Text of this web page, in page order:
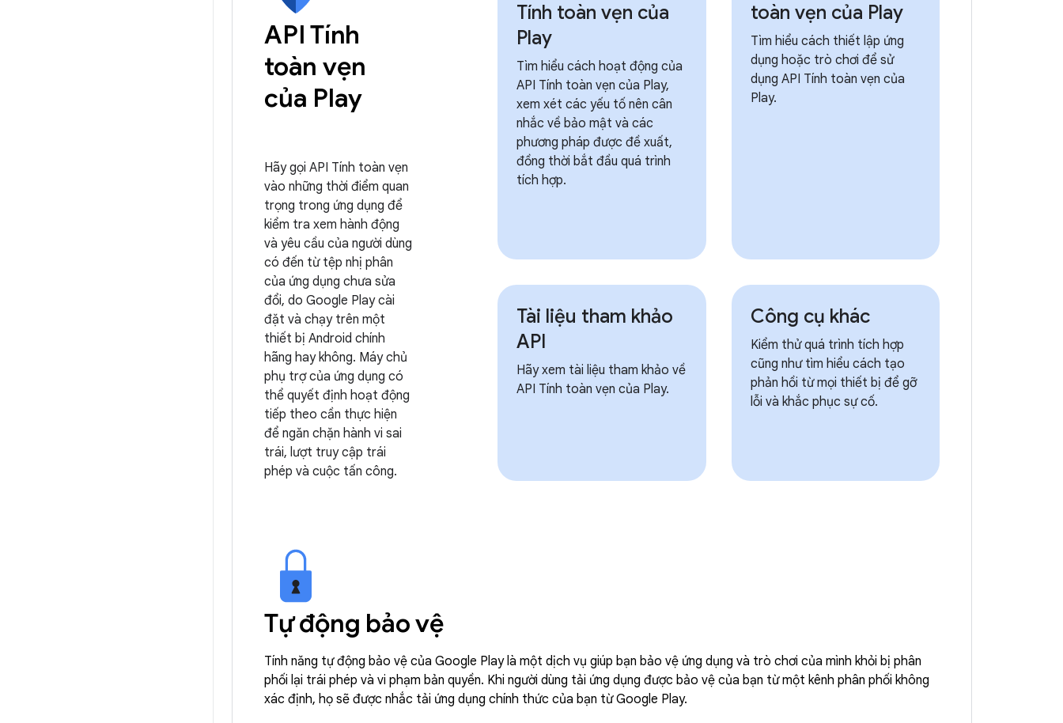
API Tính
toàn vẹn
của Play
Hãy gọi API Tính toàn vẹn
vào những thời điểm quan
trọng trong ứng dụng để
kiểm tra xem hành động
và yêu cầu của người dùng
có đến từ tệp nhị phân
của ứng dụng chưa sửa
đổi, do Google Play cài
đặt và chạy trên một
thiết bị Android chính
hãng hay không. Máy chủ
phụ trợ của ứng dụng có
thể quyết định hoạt động
tiếp theo cần thực hiện
để ngăn chặn hành vi sai
trái, lượt truy cập trái
phép và cuộc tấn công.
Tính toàn vẹn của
Play
Tìm hiểu cách hoạt động của
API Tính toàn vẹn của Play,
xem xét các yếu tố nên cân
nhắc về bảo mật và các
phương pháp được đề xuất,
đồng thời bắt đầu quá trình
tích hợp.
toàn vẹn của Play
Tìm hiểu cách thiết lập ứng
dụng hoặc trò chơi để sử
dụng API Tính toàn vẹn của
Play.
Tài liệu tham khảo
API
Hãy xem tài liệu tham khảo về
API Tính toàn vẹn của Play.
Công cụ khác
Kiểm thử quá trình tích hợp
cũng như tìm hiểu cách tạo
phản hồi từ mọi thiết bị để gỡ
lỗi và khắc phục sự cố.
Tự động bảo vệ
Tính năng tự động bảo vệ của Google Play là một dịch vụ giúp bạn bảo vệ ứng dụng và trò chơi của mình khỏi bị phân
phối lại trái phép và vi phạm bản quyền. Khi người dùng tải ứng dụng được bảo vệ của bạn từ một kênh phân phối không
xác định, họ sẽ được nhắc tải ứng dụng chính thức của bạn từ Google Play.